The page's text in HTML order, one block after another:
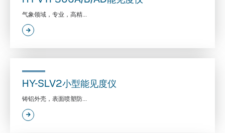
气象领域，专业，高精...
HY-SLV2小型能见度仪
铸铝外壳，表面喷塑防...